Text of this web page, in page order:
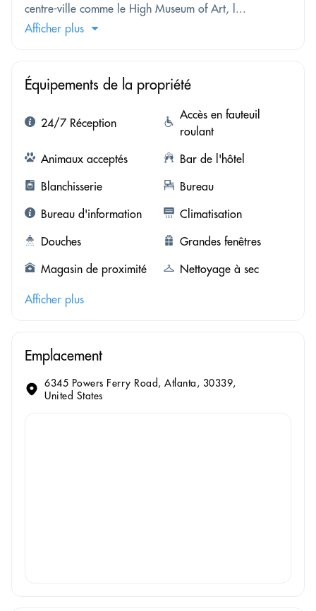
centre-ville comme le High Museum of Art, l...
Afficher plus
Équipements de la propriété
24/7 Réception
Accès en fauteuil
roulant
Animaux acceptés
Bar de l'hôtel
Blanchisserie
Bureau
Bureau d'information
Climatisation
Douches
Grandes fenêtres
Magasin de proximité
Nettoyage à sec
Afficher plus
Emplacement
6345 Powers Ferry Road, Atlanta, 30339,
United States